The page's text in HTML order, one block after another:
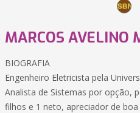
MARCOS AVELINO
BIOGRAFIA
Engenheiro Eletricista pela
Analista de Sistemas por opção,
filhos e 1 neto, apreciador de